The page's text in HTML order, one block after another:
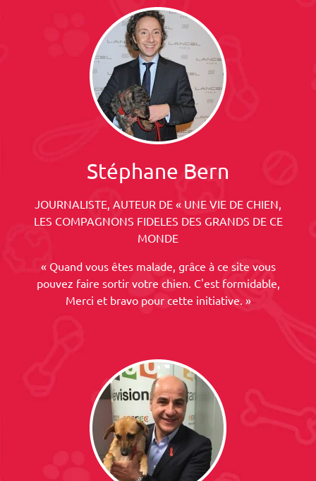
Stéphane Bern
JOURNALISTE, AUTEUR DE « UNE VIE DE CHIEN,
LES COMPAGNONS FIDELES DES GRANDS DE CE
MONDE
« Quand vous êtes malade, grâce à ce site vous
pouvez faire sortir votre chien. C'est formidable,
Merci et bravo pour cette initiative. »